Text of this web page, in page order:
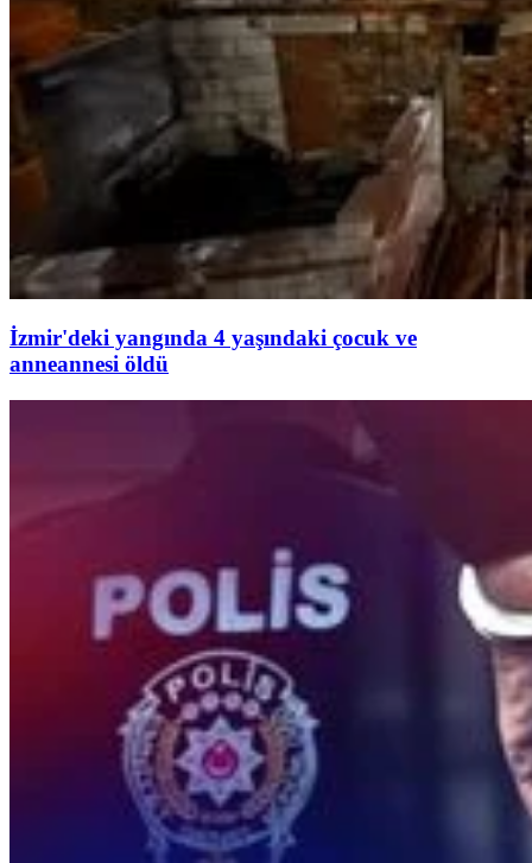
İzmir'deki yangında 4 yaşındaki çocuk ve
anneannesi öldü